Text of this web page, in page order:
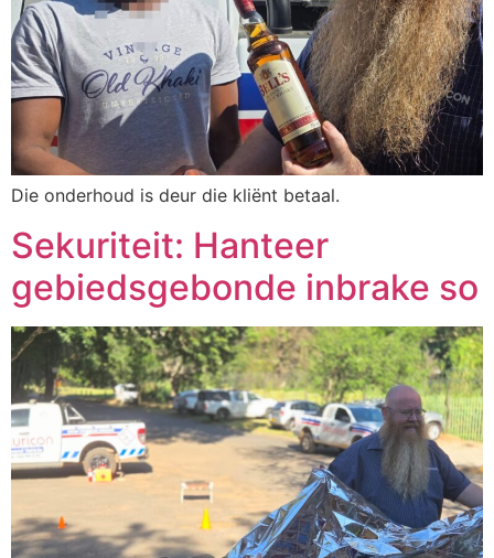
Die onderhoud is deur die kliënt betaal.
Sekuriteit: Hanteer
gebiedsgebonde inbrake so